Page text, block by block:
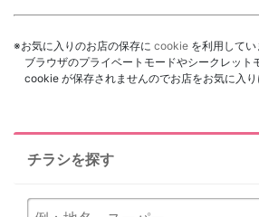
※お気に入りのお店の保存に cookie を利用してい
ブラウザのプライベートモードやシークレット
cookie が保存されませんのでお店をお気に入り
チラシを探す